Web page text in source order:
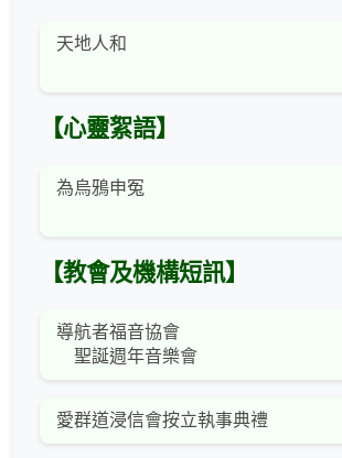
天地人和
【心靈絮語】
為烏鴉申冤
【教會及機構短訊】
導航者福音協會
聖誕週年音樂會
愛群道浸信會按立執事典禮